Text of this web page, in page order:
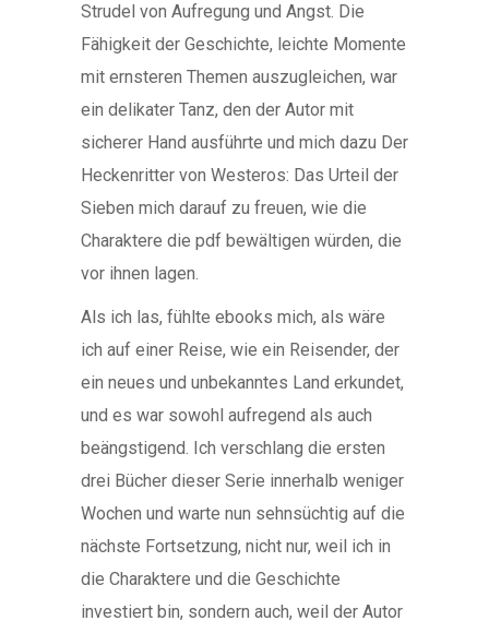
Strudel von Aufregung und Angst. Die
Fähigkeit der Geschichte, leichte Momente
mit ernsteren Themen auszugleichen, war
ein delikater Tanz, den der Autor mit
sicherer Hand ausführte und mich dazu Der
Heckenritter von Westeros: Das Urteil der
Sieben mich darauf zu freuen, wie die
Charaktere die pdf bewältigen würden, die
vor ihnen lagen.
Als ich las, fühlte ebooks mich, als wäre
ich auf einer Reise, wie ein Reisender, der
ein neues und unbekanntes Land erkundet,
und es war sowohl aufregend als auch
beängstigend. Ich verschlang die ersten
drei Bücher dieser Serie innerhalb weniger
Wochen und warte nun sehnsüchtig auf die
nächste Fortsetzung, nicht nur, weil ich in
die Charaktere und die Geschichte
investiert bin, sondern auch, weil der Autor